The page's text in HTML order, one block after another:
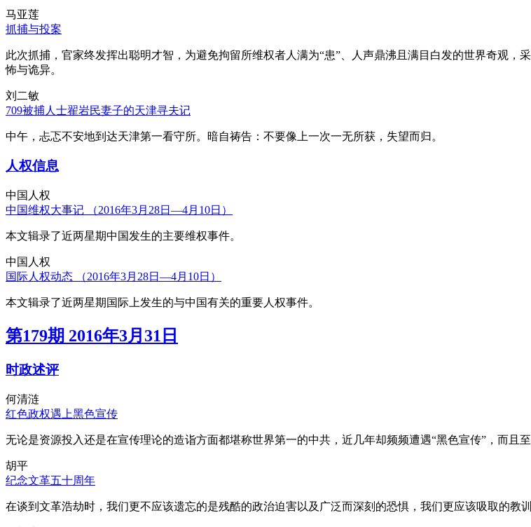
马亚莲
抓捕与投案
此次抓捕，官家终发挥出聪明才智，为避免拘留所维权者人满为“患”、人声鼎沸且满目白发的世界奇观
怖与诡异。
刘二敏
709被捕人士翟岩民妻子的天津寻夫记
中午，忐忑不安地到达天津第一看守所。暗自祷告：不要像上一次一无所获，失望而归。
人权信息
中国人权
中国维权大事记 （2016年3月28日—4月10日）
本文辑录了近两星期中国发生的主要维权事件。
中国人权
国际人权动态 （2016年3月28日—4月10日）
本文辑录了近两星期国际上发生的与中国有关的重要人权事件。
第179期 2016年3月31日
时政述评
何清涟
红色政权遇上黑色宣传
无论是资源投入还是在宣传理论的造诣方面都堪称世界第一的中共，近几年却频频遭遇“黑色宣传”，而且至
胡平
纪念文革五十周年
在谈到文革浩劫时，我们更不应该遗忘的是残酷的政治迫害以及广泛而深刻的恐惧，我们更应该吸取的教